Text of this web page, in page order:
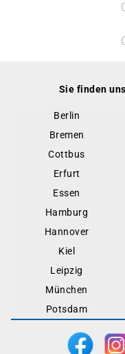
Sie finden
Berlin
Bremen
Cottbus
Erfurt
Essen
Hamburg
Hannover
Kiel
Leipzig
München
Potsdam